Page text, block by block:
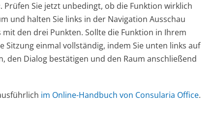
Prüfen Sie jetzt unbedingt, ob die Funktion wirklich
und halten Sie links in der Navigation Ausschau
den drei Punkten. Sollte die Funktion in Ihrem
einmal vollständig, indem Sie unten links auf
den Dialog bestätigen und den Raum anschließend
im Online-Handbuch von Consularia Office.